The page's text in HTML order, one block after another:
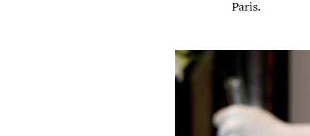
Paris.